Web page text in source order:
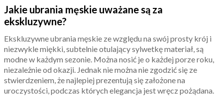
Jakie ubrania męskie uważane są za
ekskluzywne?
Ekskluzywne ubrania męskie ze względu na swój prosty krój i
niezwykle miękki, subtelnie otulający sylwetkę materiał, są
modne w każdym sezonie. Można nosić je o każdej porze roku,
niezależnie od okazji. Jednak nie można nie zgodzić się ze
stwierdzeniem, że najlepiej prezentują się założone na
uroczystości, podczas których elegancja jest wręcz pożądana.